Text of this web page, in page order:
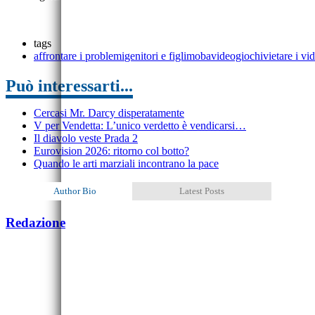
tags
affrontare i problemigenitori e figlimobavideogiochivietare i
Può interessarti...
Cercasi Mr. Darcy disperatamente
V per Vendetta: L’unico verdetto è vendicarsi…
Il diavolo veste Prada 2
Eurovision 2026: ritorno col botto?
Quando le arti marziali incontrano la pace
Author Bio Latest Posts
Redazione